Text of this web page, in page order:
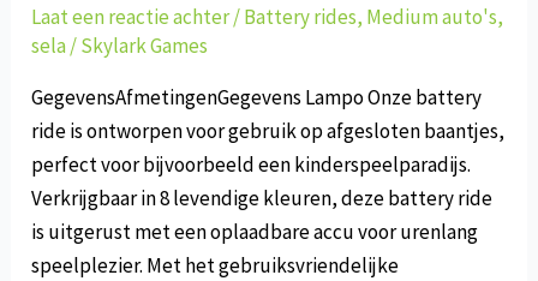
Laat een reactie achter/Battery rides, Medium auto's,
sela/Skylark Games
GegevensAfmetingenGegevens Lampo Onze battery
ride is ontworpen voor gebruik op afgesloten baantjes,
perfect voor bijvoorbeeld een kinderspeelparadijs.
Verkrijgbaar in 8 levendige kleuren, deze battery ride
is uitgerust met een oplaadbare accu voor urenlang
speelplezier. Met het gebruiksvriendelijke